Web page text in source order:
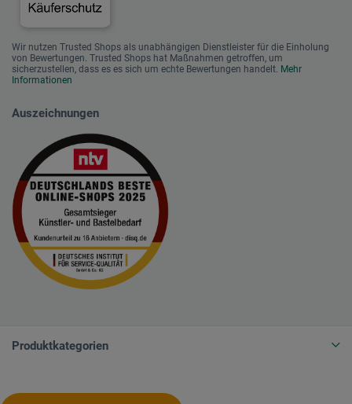
Wir nutzen Trusted Shops als unabhängigen Dienstleister für die Einholung
von Bewertungen. Trusted Shops hat Maßnahmen getroffen, um
sicherzustellen, dass es es sich um echte Bewertungen handelt. Mehr
Informationen
Auszeichnungen
Produktkategorien